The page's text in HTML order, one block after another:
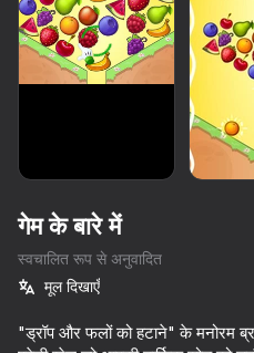
Water Match: ASMR Water Sort
Word Solitaire
गेम के बारे में
स्वचालित रूप से अनुवादित
मूल दिखाएँ
"ड्रॉप और फलों को हटाने" के मनोरम